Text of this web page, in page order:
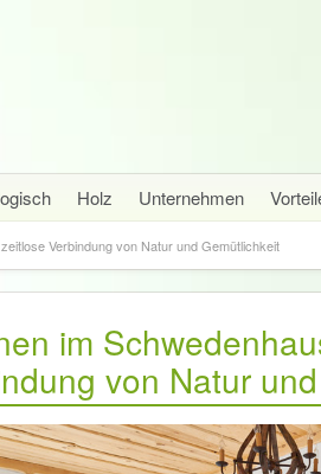
Holz Unternehmen
Verbindung von Natur und Gemütlichkeit
im
von Natur